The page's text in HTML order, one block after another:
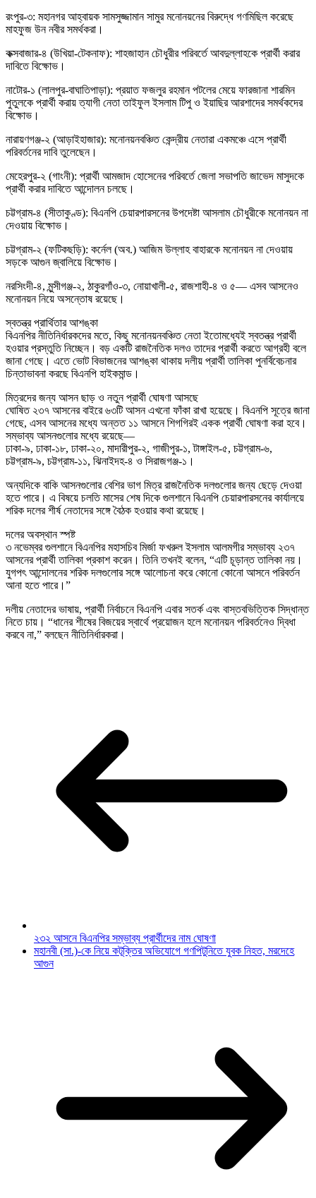
রংপুর-৩: মহানগর আহ্বায়ক সামসুজ্জামান সামুর মনোনয়নের বিরুদ্ধে গণমিছিল করেছে
মাহফুজ উন নবীর সমর্থকরা।
কক্সবাজার-৪ (উখিয়া-টেকনাফ): শাহজাহান চৌধুরীর পরিবর্তে আবদুল্লাহকে প্রার্থী করার
দাবিতে বিক্ষোভ।
নাটোর-১ (লালপুর-বাঘাতিপাড়া): প্রয়াত ফজলুর রহমান পটলের মেয়ে ফারজানা শারমিন
পুতুলকে প্রার্থী করায় ত্যাগী নেতা তাইফুল ইসলাম টিপু ও ইয়াছির আরশাদের সমর্থকদের
বিক্ষোভ।
নারায়ণগঞ্জ-২ (আড়াইহাজার): মনোনয়নবঞ্চিত কেন্দ্রীয় নেতারা একমঞ্চে এসে প্রার্থী
পরিবর্তনের দাবি তুলেছেন।
মেহেরপুর-২ (গাংনী): প্রার্থী আমজাদ হোসেনের পরিবর্তে জেলা সভাপতি জাভেদ মাসুদকে
প্রার্থী করার দাবিতে আন্দোলন চলছে।
চট্টগ্রাম-৪ (সীতাকুণ্ড): বিএনপি চেয়ারপারসনের উপদেষ্টা আসলাম চৌধুরীকে মনোনয়ন না
দেওয়ায় বিক্ষোভ।
চট্টগ্রাম-২ (ফটিকছড়ি): কর্নেল (অব.) আজিম উল্লাহ বাহারকে মনোনয়ন না দেওয়ায়
সড়কে আগুন জ্বালিয়ে বিক্ষোভ।
নরসিংদী-৪, মুন্সীগঞ্জ-২, ঠাকুরগাঁও-৩, নোয়াখালী-৫, রাজশাহী-৪ ও ৫— এসব আসনেও
মনোনয়ন নিয়ে অসন্তোষ রয়েছে।
স্বতন্ত্র প্রার্থিতার আশঙ্কা
বিএনপির নীতিনির্ধারকদের মতে, কিছু মনোনয়নবঞ্চিত নেতা ইতোমধ্যেই স্বতন্ত্র প্রার্থী
হওয়ার প্রস্তুতি নিচ্ছেন। বড় একটি রাজনৈতিক দলও তাদের প্রার্থী করতে আগ্রহী বলে
জানা গেছে। এতে ভোট বিভাজনের আশঙ্কা থাকায় দলীয় প্রার্থী তালিকা পুনর্বিবেচনার
চিন্তাভাবনা করছে বিএনপি হাইকমান্ড।
মিত্রদের জন্য আসন ছাড় ও নতুন প্রার্থী ঘোষণা আসছে
ঘোষিত ২৩৭ আসনের বাইরে ৬৩টি আসন এখনো ফাঁকা রাখা হয়েছে। বিএনপি সূত্রে জানা
গেছে, এসব আসনের মধ্যে অন্তত ১১ আসনে শিগগিরই একক প্রার্থী ঘোষণা করা হবে।
সম্ভাব্য আসনগুলোর মধ্যে রয়েছে—
ঢাকা-৯, ঢাকা-১৮, ঢাকা-২০, মাদারীপুর-২, গাজীপুর-১, টাঙ্গাইল-৫, চট্টগ্রাম-৬,
চট্টগ্রাম-৯, চট্টগ্রাম-১১, ঝিনাইদহ-৪ ও সিরাজগঞ্জ-১।
অন্যদিকে বাকি আসনগুলোর বেশির ভাগ মিত্র রাজনৈতিক দলগুলোর জন্য ছেড়ে দেওয়া
হতে পারে। এ বিষয়ে চলতি মাসের শেষ দিকে গুলশানে বিএনপি চেয়ারপারসনের কার্যালয়ে
শরিক দলের শীর্ষ নেতাদের সঙ্গে বৈঠক হওয়ার কথা রয়েছে।
দলের অবস্থান স্পষ্ট
৩ নভেম্বর গুলশানে বিএনপির মহাসচিব মির্জা ফখরুল ইসলাম আলমগীর সম্ভাব্য ২৩৭
আসনের প্রার্থী তালিকা প্রকাশ করেন। তিনি তখনই বলেন, “এটি চূড়ান্ত তালিকা নয়।
যুগপৎ আন্দোলনের শরিক দলগুলোর সঙ্গে আলোচনা করে কোনো কোনো আসনে পরিবর্তন
আনা হতে পারে।”
দলীয় নেতাদের ভাষায়, প্রার্থী নির্বাচনে বিএনপি এবার সতর্ক এবং বাস্তবভিত্তিক সিদ্ধান্ত
নিতে চায়। “ধানের শীষের বিজয়ের স্বার্থে প্রয়োজন হলে মনোনয়ন পরিবর্তনেও দ্বিধা
করবে না,” বলছেন নীতিনির্ধারকরা।
২৩২ আসনে বিএনপির সম্ভাব্য প্রার্থীদের নাম ঘোষণা
মহানবী (সা.)-কে নিয়ে কটূক্তির অভিযোগে গণপিটুনিতে যুবক নিহত, মরদেহে
আগুন